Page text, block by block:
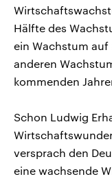
Hälfte des
ein Wachstum auf
anderen
kommenden
Schon Ludwig
versprach den
eine wachsende